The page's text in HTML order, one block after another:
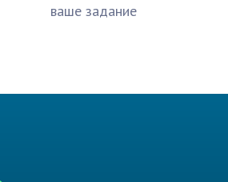
ваше задание